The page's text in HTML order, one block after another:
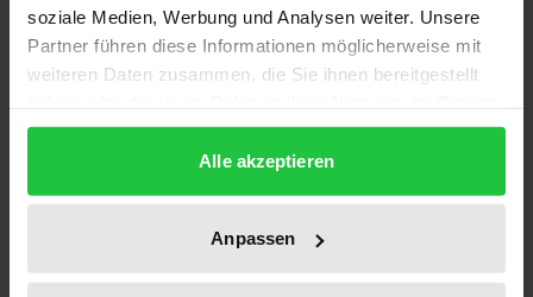
soziale Medien, Werbung und Analysen weiter. Unsere
Partner führen diese Informationen möglicherweise mit
weiteren Daten zusammen, die Sie ihnen bereitgestellt
gesammelt haben.
Alle akzeptieren
Anpassen
kartellrechtliche System als auch die allgemeine
Frage nach einer Berücksichtigung von
Gemeinwohlaspekten, die dem Standesrecht als
Neuregelung des Artikel 81 Abs. 3 EGV, die neu
EuGH im Bereich der Artikel 81 (Abs. 1 und 3) und 86
EGV erörtert.